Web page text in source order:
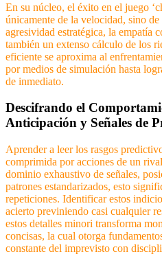
En su núcleo, el éxito en el juego
únicamente de la velocidad, sino
agresividad estratégica, la empatía
también un extenso cálculo de los
eficiente se aproxima al
por medios de simulación hasta
de inmediato.
Descifrando el
Anticipación y Señales de
Aprender a leer los rasgos
comprimida por acciones de un
dominio exhaustivo de señales,
patrones estandarizados, esto
repeticiones. Identificar estos
acierto previniendo casi cualquier
estos detalles minori transforma
concisas, la cual otorga
constante del imprevisto con